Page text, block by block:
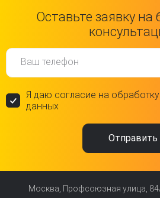
Оставьте заявку на
Ваш телефон
Я даю согласие на
данных
Москва, Профсоюзная улица,